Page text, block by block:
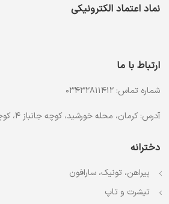
نماد اعتماد الکترونیکی
ارتباط با ما
شماره تماس: 03432811412
آدرس: کرمان، محله خورشید، کوچه جانباز 4، کوچه شرقی 1، جزیره 2، طبقه 1
دخترانه
پیراهن، تونیک، سارافون
تیشرت و تاپ